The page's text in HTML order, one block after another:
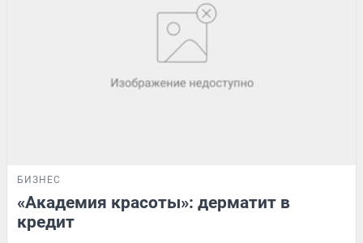
БИЗНЕС
«Академия красоты»: дерматит в
кредит